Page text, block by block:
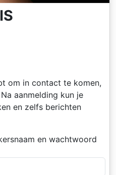
om in contact te komen,
aanmelding kun je
en zelfs berichten
en wachtwoord